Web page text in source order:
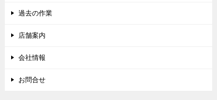
過去の作業
店舗案内
会社情報
お問合せ